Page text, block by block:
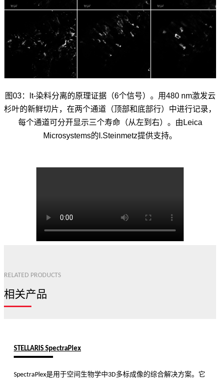
图03：lt-染料分离的原理证据（6个信号）。用480 nm激发云
杉叶的新鲜切片，在两个通道（顶部和底部行）中进行记录，
每个通道可分开显示三个寿命（从左到右）。由Leica
Microsystems的I.Steinmetz提供支持。
RELATED PRODUCTS
相关产品
STELLARIS SpectraPlex
SpectraPlex是用于空间生物学中3D多标成像的综合解决方案。它